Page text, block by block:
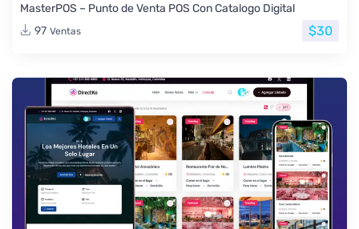
MasterPOS – Punto de Venta POS Con Catalogo Digital
97 Ventas $30